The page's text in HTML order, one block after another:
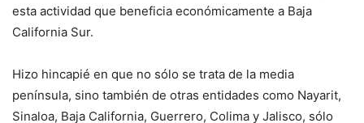
esta actividad que beneficia económicamente a Baja
California Sur.
Hizo hincapié en que no sólo se trata de la media
península, sino también de otras entidades como Nayarit,
Sinaloa, Baja California, Guerrero, Colima y Jalisco, sólo